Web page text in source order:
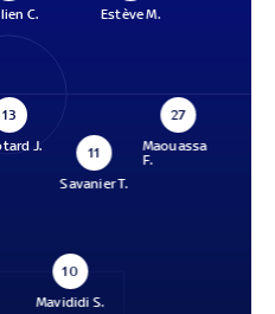
C.
Estève M.
13
J.
11
Savanier T.
27
Maouassa
F.
10
Mavididi S.